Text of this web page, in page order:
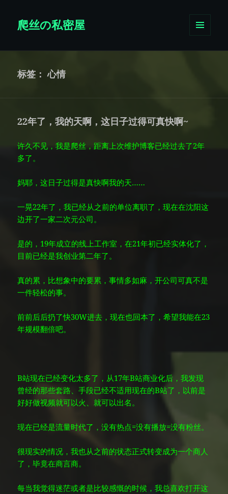
爬丝の私密屋
挂件
标签：心情
22年了，我的天啊，这日子过得可真快啊~
许久不见，我是爬丝，距离上次维护博客已经过去了2年
多了。
妈耶，这日子过得是真快啊我的天……
一晃22年了，我已经从之前的单位离职了，现在在沈阳这
边开了一家二次元公司。
是的，19年成立的线上工作室，在21年初已经实体化了，
目前已经是我创业第二年了。
真的累，比想象中的要累，事情多如麻，开公司可真不是
一件轻松的事。
前前后后扔了快30W进去，现在也回本了，希望我能在23
年规模翻倍吧。
B站现在已经变化太多了，从17年B站商业化后，我发现
曾经的那些套路、手段已经不适用现在的B站了，以前是
好好做视频就可以火、就可以出名。
现在已经是流量时代了，没有热点=没有播放=没有粉丝。
很现实的情况，我也从之前的状态正式转变成为一个商人
了，毕竟在商言商。
每当我觉得迷茫或者是比较感慨的时候，我总喜欢打开这